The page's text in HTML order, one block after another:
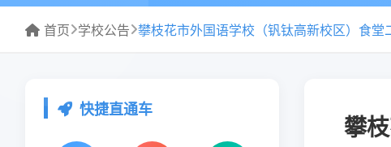
首页 学校公告
快捷直通车
攀